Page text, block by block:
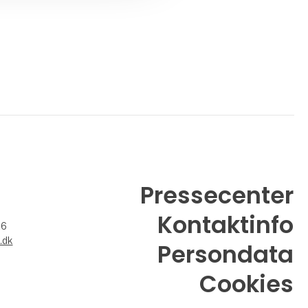
Pressecenter
Kontaktinfo
Persondata
Cookies